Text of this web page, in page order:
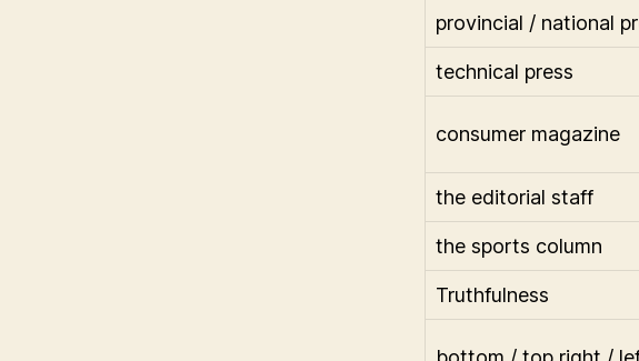
provincial / national
technical press
consumer magazine
the editorial staff
the sports column
Truthfulness